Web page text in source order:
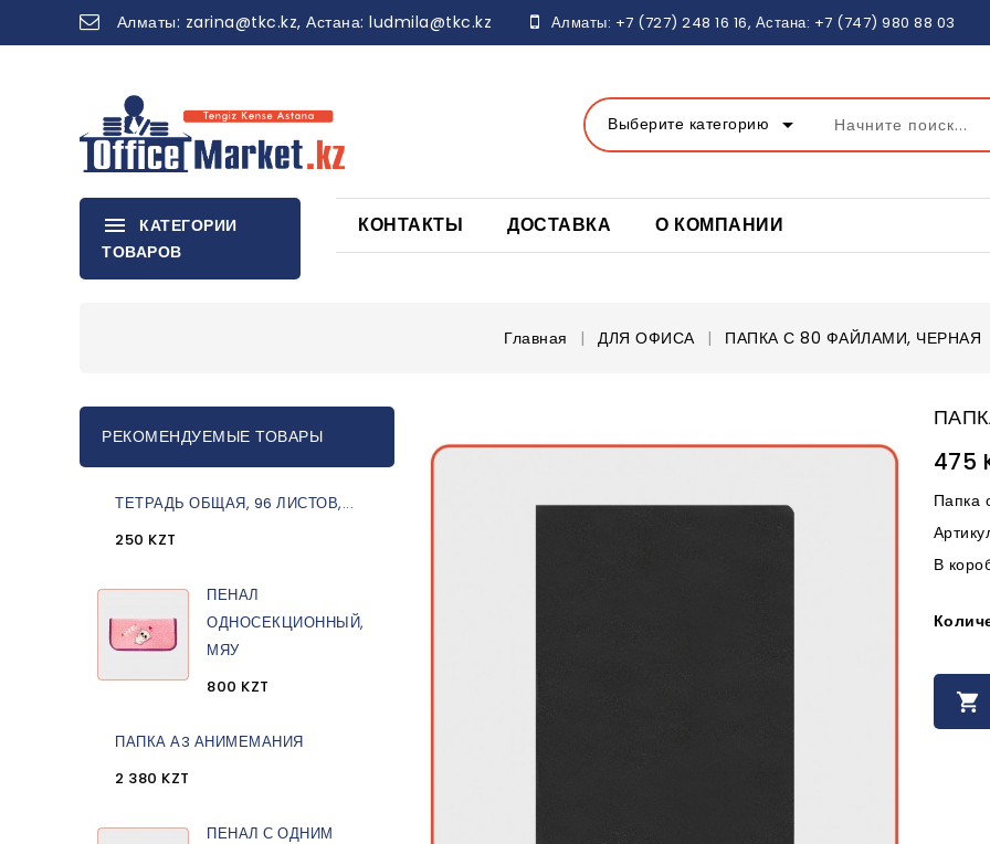
Алматы: zarina@tkc.kz, Астана: ludmila@tkc.kz Алматы: +7 (727) 248 16 16, Астана: +7 (747) 980 88 03
Выберите категорию arrow_drop_down
КАТЕГОРИИ
ТОВАРОВ
КОНТАКТЫ ДОСТАВКА О КОМПАНИИ
Главная ДЛЯ ОФИСА ПАПКА С 80 ФАЙЛАМИ, ЧЕРНАЯ
РЕКОМЕНДУЕМЫЕ ТОВАРЫ
ТЕТРАДЬ ОБЩАЯ, 96 ЛИСТОВ,...
250 KZT
ПЕНАЛ
ОДНОСЕКЦИОННЫЙ,
МЯУ
800 KZT
ПАПКА А3 АНИМЕМАНИЯ
2 380 KZT
ПЕНАЛ С ОДНИМ
475
Папка
В
